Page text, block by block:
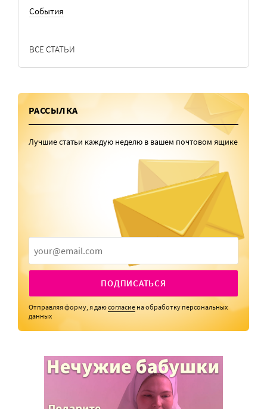
События
ВСЕ СТАТЬИ
РАССЫЛКА
Лучшие статьи каждую неделю в вашем почтовом ящике
ПОДПИСАТЬСЯ
Отправляя форму, я даюсогласие на обработку персональных
данных